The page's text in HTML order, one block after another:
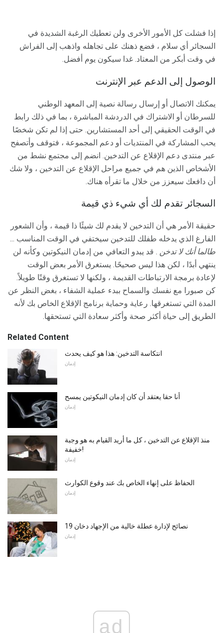
إذا فشلت كل الأمور الأخرى ولن تعطيك الرغبة الشديدة في
السجائر أي سلام ، فضع ذهنك على تجاهله واذهب إلى الفراش
في وقت أبكر من المعتاد. غدا سيكون يوم أفضل.
الوصول إلى الدعم عبر الإنترنت
يمكنك الاتصال أو إرسال رسالة نصية إلى المعهد الوطني
للسرطان أو الاشتراك في الدردشة المباشرة ، بما في ذلك رابط
في الوقت الحقيقي إلى أحد المستشارين. حتى إذا لم تكن شخصًا
يحب المشاركة في المنتديات أو دعم المجموعة ، فتوقف وأتصفح
عبر منتدى دعم الإقلاع عن التدخين. انضم إلى مجتمع نشط من
الأشخاص الذين هم في جميع مراحل الإقلاع عن التدخين ، ولا شك
أن دافعك سيعزز من خلال ما تقرأه هناك.
السجائر تقدم لك أي شيء ذي قيمة
حقيقة الأمر هي أن التدخين لا يقدم لك شيئًا ذا قيمة ، وأن الشعور
الفارغ الذي يدخله طفلك للتدخين سيختفي في الوقت المناسب ...
طالما أنك لا تدخن . قد يبدو التعافي من إدمان النيكوتين وكأنه لن
ينتهي أبدًا ، لكن هذا ليس صحيحًا. يستغرق الأمر بعض الوقت
لإعادة برمجة الارتباطات القديمة ، ولكنها لا تستغرق وقتًا طويلاً.
كن صبورا مع نفسك والسماح ببدء عملية الشفاء ، بغض النظر عن
المدة التي تستغرقها. رعاية وحماية برنامج الإقلاع الخاص بك لأنه
الطريق إلى حياة أكثر صحة وأكثر سعادة التي تستحقها.
Related Content
انتكاسة التدخين: هذا هو كيف يحدث
إدمان
أنا حقا يعتقد أن كان إدمان النيكوتين يمسح
إدمان
منذ الإقلاع عن التدخين ، كل ما أريد القيام به هو وجبة
خفيفة!
إدمان
الحفاظ على إنهاء الخاص بك عند وقوع الكوارث
إدمان
19 نصائح لإدارة عطلة خالية من الإجهاد دخان
إدمان
ad